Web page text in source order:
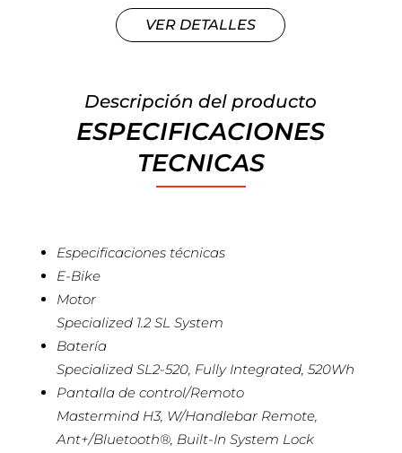
VER DETALLES
Descripción del producto
ESPECIFICACIONES
TECNICAS
Especificaciones técnicas
E-Bike
Motor
Specialized 1.2 SL System
Batería
Specialized SL2-520, Fully Integrated, 520Wh
Pantalla de control/Remoto
Mastermind H3, W/Handlebar Remote,
Ant+/Bluetooth®, Built-In System Lock